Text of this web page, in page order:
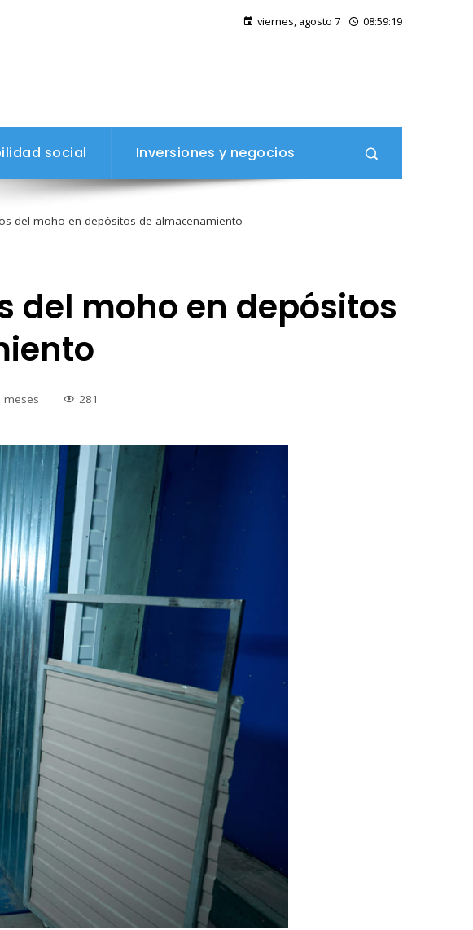
viernes, agosto 7 08:59:20
social Inversiones y negocios
del moho en depósitos de almacenamiento
del moho en depósitos
meses 281